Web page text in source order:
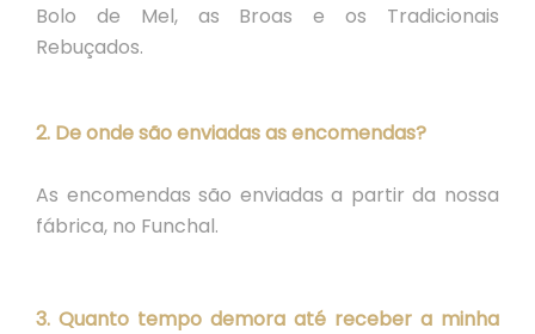
Bolo de Mel, as Broas e os Tradicionais
Rebuçados.
2. De onde são enviadas as encomendas?
As encomendas são enviadas a partir da nossa
fábrica, no Funchal.
3. Quanto tempo demora até receber a minha